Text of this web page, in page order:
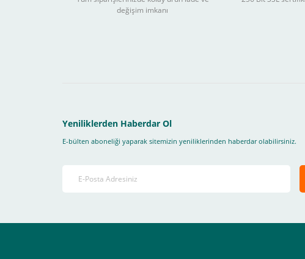
Sitemizden yapacağınız tüm alışverişlerde aşağıdaki adımları
4-Son olarak siparişi vermiş olduğunuz e-posta adresinize
değişim imkanı
Yeniliklerden Haberdar Ol
E-bülten aboneliği yaparak sitemizin yeniliklerinden haberdar olabilirsiniz.